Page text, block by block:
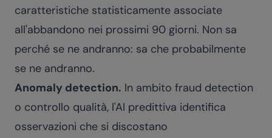
caratteristiche statisticamente associate
all'abbandono nei prossimi 90 giorni. Non sa
perché se ne andranno: sa che probabilmente
se ne andranno.
Anomaly detection. In ambito fraud detection
o controllo qualità, l'AI predittiva identifica
osservazioni che si discostano